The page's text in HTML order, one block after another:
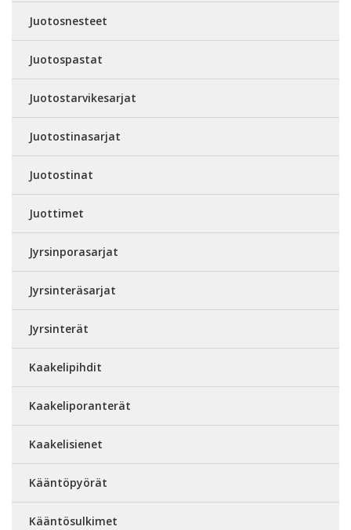
Juotosnesteet
Juotospastat
Juotostarvikesarjat
Juotostinasarjat
Juotostinat
Juottimet
Jyrsinporasarjat
Jyrsinteräsarjat
Jyrsinterät
Kaakelipihdit
Kaakeliporanterät
Kaakelisienet
Kääntöpyörät
Kääntösulkimet